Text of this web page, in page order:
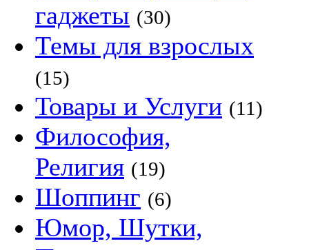
гаджеты (30)
Темы для взрослых
(15)
Товары и Услуги (11)
Философия,
Религия (19)
Шоппинг (6)
Юмор, Шутки,